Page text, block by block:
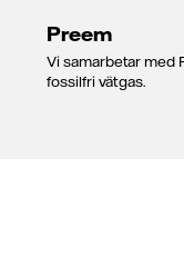
Preem
Vi samarbetar med
fossilfri vätgas.